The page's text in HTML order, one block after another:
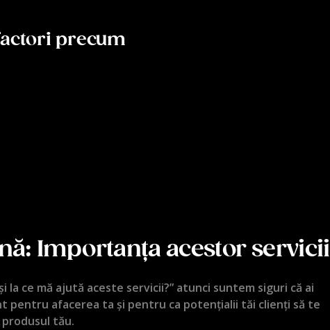
precum
Importanța acestor servicii
la ce mă ajută aceste servicii?” atunci suntem siguri că ai
pentru afacerea ta și pentru ca potențialii tăi clienți să te
produsul tău.